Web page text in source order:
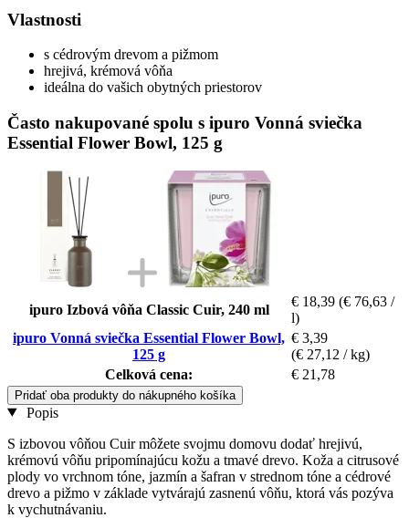
Vlastnosti
s cédrovým drevom a pižmom
hrejivá, krémová vôňa
ideálna do vašich obytných priestorov
Často nakupované spolu s ipuro Vonná sviečka
Essential Flower Bowl, 125 g
ipuro Izbová vôňa Classic Cuir, 240 ml
€ 18,39 (€ 76,63 /
l)
ipuro Vonná sviečka Essential Flower Bowl,
125 g
€ 3,39
(€ 27,12 / kg)
Celková cena:
€ 21,78
Pridať oba produkty do nákupného košíka
Popis
S izbovou vôňou Cuir môžete svojmu domovu dodať hrejivú,
krémovú vôňu pripomínajúcu kožu a tmavé drevo. Koža a citrusové
plody vo vrchnom tóne, jazmín a šafran v strednom tóne a cédrové
drevo a pižmo v základe vytvárajú zasnenú vôňu, ktorá vás pozýva
k vychutnávaniu.